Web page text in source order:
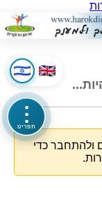
⋮
תפריט
ולהתחבר כדי